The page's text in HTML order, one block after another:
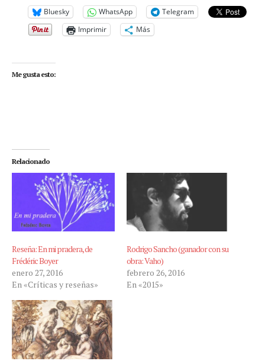
Bluesky WhatsApp
Telegram
Imprimir
Más
Me gusta esto:
Relacionado
Reseña: En mi pradera, de
Frédéric Boyer
enero 27, 2016
En «Críticas y reseñas»
Rodrigo Sancho (ganador con su
obra: Vaho)
febrero 26, 2016
En «2015»